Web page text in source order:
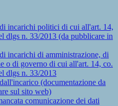
incarichi politici di cui all'art. 14,
dlgs n. 33/2013 (da pubblicare in
incarichi di amministrazione, di
o di governo di cui all'art. 14, co.
dlgs n. 33/2013
(documentazione da
sul sito web)
comunicazione dei dati